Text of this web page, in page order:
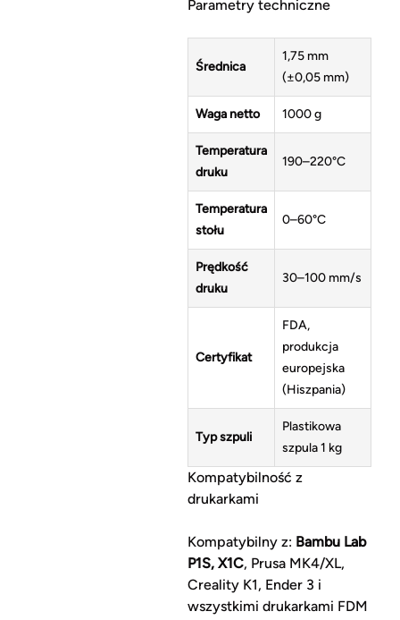
Parametry techniczne
Średnica
1,75 mm
(±0,05 mm)
Waga netto 1000 g
Temperatura
druku
190–220°C
Temperatura
stołu
0–60°C
Prędkość
druku
30–100 mm/s
Certyfikat
FDA,
produkcja
europejska
(Hiszpania)
Typ szpuli
Plastikowa
szpula 1 kg
Kompatybilność z
drukarkami
Kompatybilny z: Bambu Lab
P1S, X1C, Prusa MK4/XL,
Creality K1, Ender 3 i
wszystkimi drukarkami FDM